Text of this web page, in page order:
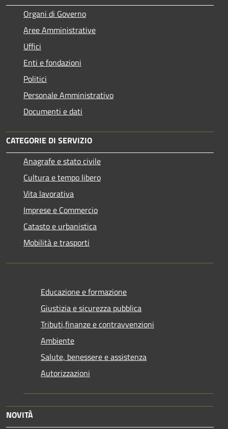
Organi di Governo
Aree Amministrative
Uffici
Enti e fondazioni
Politici
Personale Amministrativo
Documenti e dati
CATEGORIE DI SERVIZIO
Anagrafe e stato civile
Cultura e tempo libero
Vita lavorativa
Imprese e Commercio
Catasto e urbanistica
Mobilità e trasporti
Educazione e formazione
Giustizia e sicurezza pubblica
Tributi,finanze e contravvenzioni
Ambiente
Salute, benessere e assistenza
Autorizzazioni
NOVITÀ